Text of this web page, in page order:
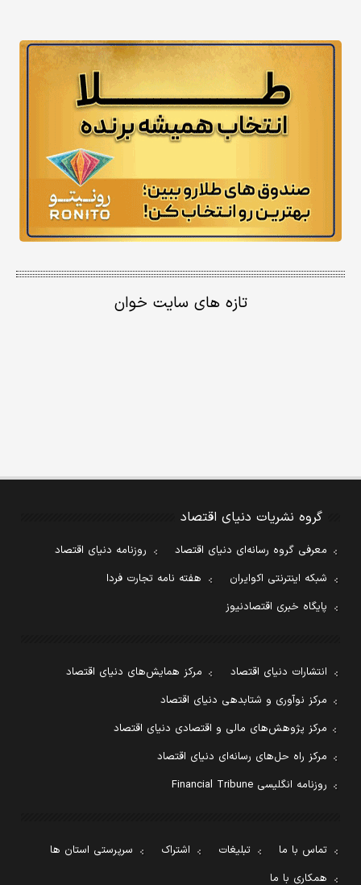
تازه های سایت خوان
گروه نشریات دنیای اقتصاد
معرفی گروه رسانه‌ای دنیای اقتصاد
روزنامه دنیای اقتصاد
شبکه اینترنتی اکوایران
هفته نامه تجارت فردا
پایگاه خبری اقتصادنیوز
انتشارات دنیای اقتصاد
مرکز همایش‌های دنیای اقتصاد
مرکز نوآوری و شتابدهی دنیای اقتصاد
مرکز پژوهش‌های مالی و اقتصادی دنیای اقتصاد
مرکز راه حل‌های رسانه‌ای دنیای اقتصاد
روزنامه انگلیسی Financial Tribune
تماس با ما تبلیغات اشتراک
سرپرستی استان ها
همکاری با ما